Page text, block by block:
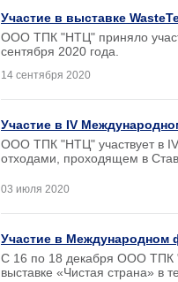
Участие в выставке
ООО ТПК "НТЦ" приняло
сентября 2020 года.
14 сентября 2020
Участие в IV
ООО ТПК "НТЦ" участвует в
отходами, проходящем в
03 июля 2020
Участие в Международном
С 16 по 18 декабря ООО ТПК
выставке «Чистая страна» в